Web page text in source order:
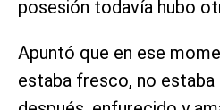
posesión todavía hubo
Apuntó que en ese
estaba fresco, no